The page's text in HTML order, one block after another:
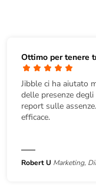
Ottimo per tenere
Jibble ci ha aiutato
delle presenze
report sulle
efficace.
Robert U Marketing,